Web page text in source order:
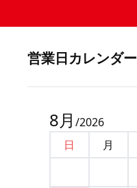
営業⽇カレンダー
8月 /2026
日
月